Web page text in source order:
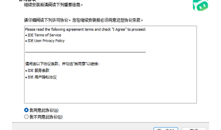
销售与业绩洞察：提供CRM中的销售管道与成交
数据，自动分析成丢单原因并预测业绩，输出销售策
略调整与重点客户跟进建议。